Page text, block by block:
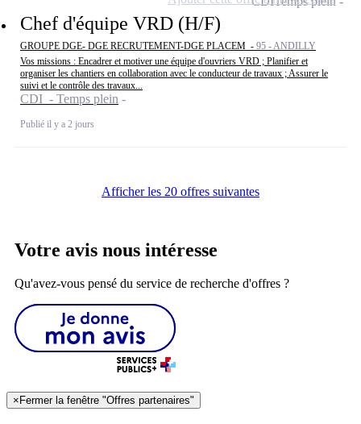
Chef d'équipe VRD (H/F)
GROUPE DGE- DGE RECRUTEMENT-DGE PLACEM - 95 - ANDILLY
Vos missions : Encadrer et motiver une équipe d'ouvriers VRD ; Planifier et
organiser les chantiers en collaboration avec le conducteur de travaux ; Assurer le
suivi et le contrôle des travaux...
CDI - Temps plein
Publié il y a 2 jours
Afficher les 20 offres suivantes
Votre avis nous intéresse
Qu'avez-vous pensé du service de recherche d'offres ?
× Fermer la fenêtre "Offres partenaires"